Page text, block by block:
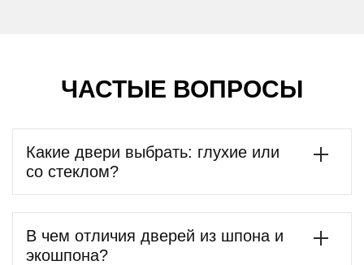
ЧАСТЫЕ ВОПРОСЫ
Какие двери выбрать: глухие или
со стеклом?
В чем отличия дверей из шпона и
экошпона?